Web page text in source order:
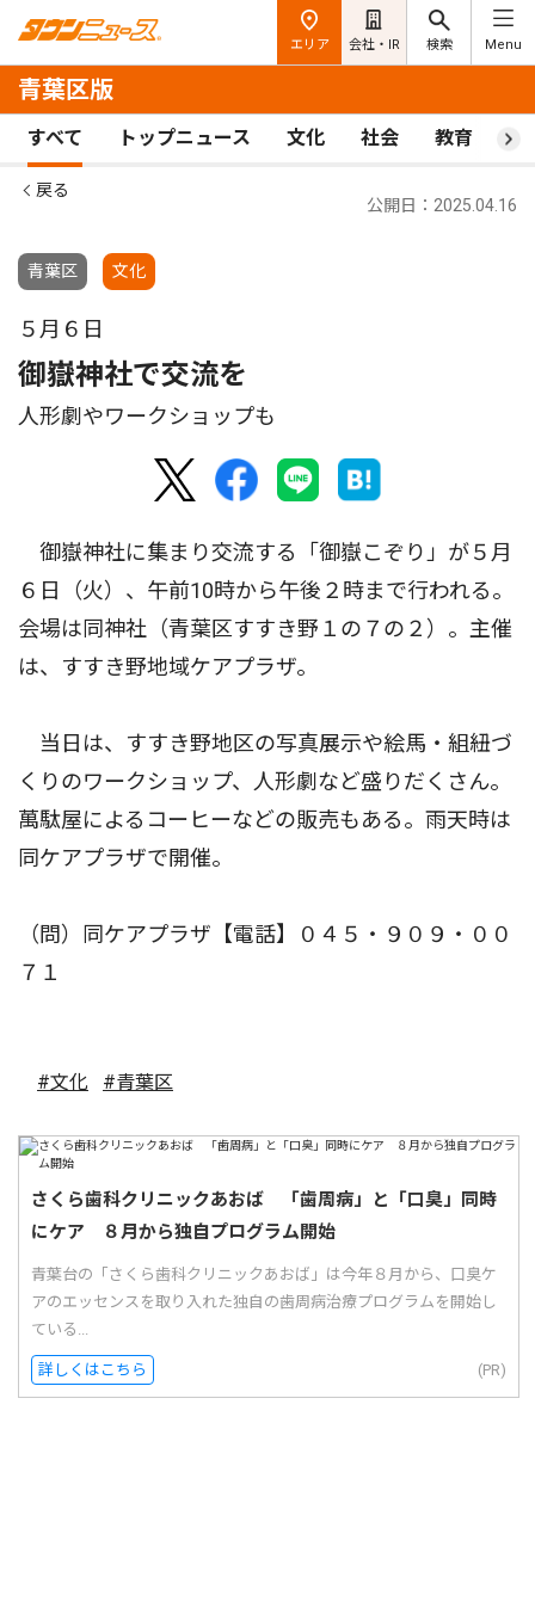
エリア 会社・IR 検索 Menu
青葉区版
すべて トップニュース 文化 社会 教育 ス
戻る
青葉区 文化
公開日：2025.04.16
５月６日
御嶽神社で交流を
人形劇やワークショップも
御嶽神社に集まり交流する「御嶽こぞり」が５月
６日（火）、午前10時から午後２時まで行われる。
会場は同神社（青葉区すすき野１の７の２）。主催
は、すすき野地域ケアプラザ。
当日は、すすき野地区の写真展示や絵馬・組紐づ
くりのワークショップ、人形劇など盛りだくさん。
萬駄屋によるコーヒーなどの販売もある。雨天時は
同ケアプラザで開催。
（問）同ケアプラザ【電話】０４５・９０９・００
７１
#文化 #青葉区
さくら歯科クリニックあおば 「歯周病」と「口臭」同時
にケア ８月から独自プログラム開始
青葉台の「さくら歯科クリニックあおば」は今年８月から、口臭ケ
アのエッセンスを取り入れた独自の歯周病治療プログラムを開始し
ている...
詳しくはこちら (PR)